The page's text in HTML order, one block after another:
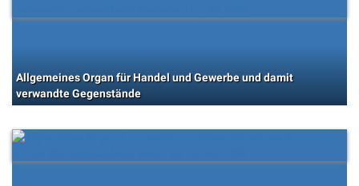
Allgemeines Organ für Handel und Gewerbe und damit
verwandte Gegenstände